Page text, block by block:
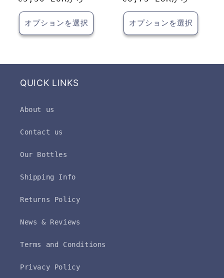
常
価
格
オプションを選択
常
価
格
オプションを選択
QUICK LINKS
About us
Contact us
Our Bottles
Shipping Info
Returns Policy
News & Reviews
Terms and Conditions
Privacy Policy